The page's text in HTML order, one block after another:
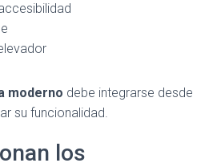
moderno debe integrarse desde
su funcionalidad.
los